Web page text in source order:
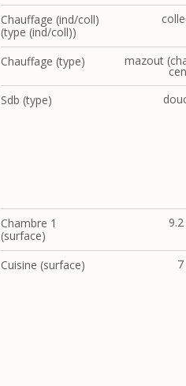
Chauffage (ind/coll)
(type (ind/coll))
Chauffage (type) mazout
Sdb (type)
Chambre 1
(surface)
9.2
Cuisine (surface) 7